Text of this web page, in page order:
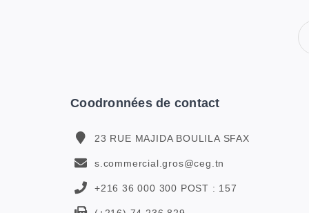
Coodronnées de contact
23 RUE MAJIDA BOULILA SFAX
s.commercial.gros@ceg.tn
+216 36 000 300 POST : 157